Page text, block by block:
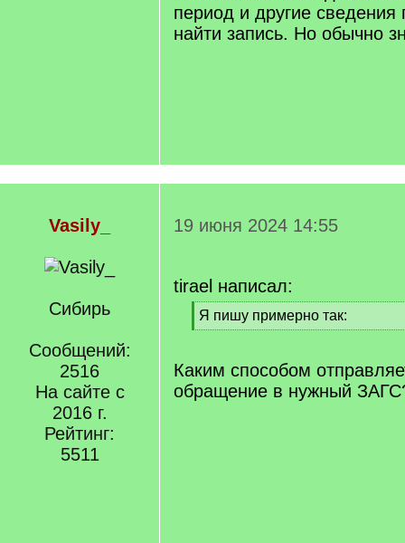
период и другие
найти запись. Но обычно
Vasily_
Сибирь
Сообщений:
2516
На сайте с
2016 г.
Рейтинг:
5511
19 июня 2024 14:55
tirael написал:
[
q
Я пишу примерно так:
[
q
]
Каким способом
обращение в нужный